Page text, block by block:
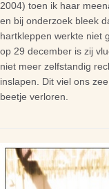
2004) toen ik haar
en bij onderzoek bleek
hartkleppen werkte niet
op 29 december is zij
niet meer zelfstandig
inslapen. Dit viel ons
beetje verloren.